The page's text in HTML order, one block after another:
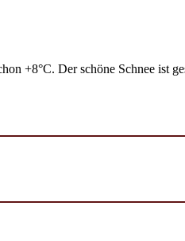
+8°C. Der schöne Schnee ist